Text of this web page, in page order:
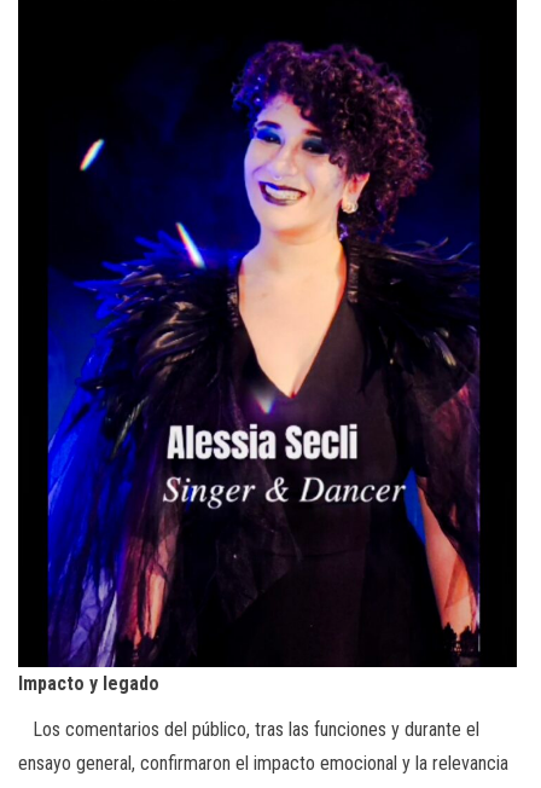
Impacto y legado
Los comentarios del público, tras las funciones y durante el
ensayo general, confirmaron el impacto emocional y la relevancia